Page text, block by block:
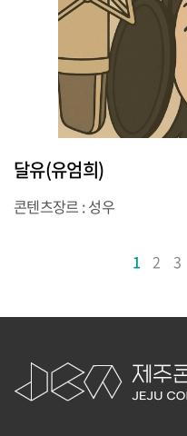
달유(유엄희)
콘텐츠장르 : 성우
1 2 3